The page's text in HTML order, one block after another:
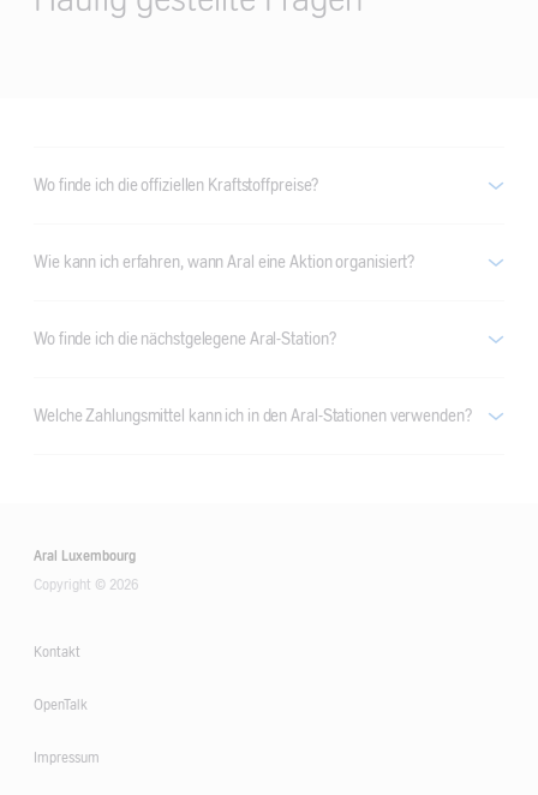
Wo finde ich die offiziellen Kraftstoffpreise?
Wie kann ich erfahren, wann Aral eine Aktion organisiert?
Wo finde ich die nächstgelegene Aral-Station?
Welche Zahlungsmittel kann ich in den Aral-Stationen verwenden?
Aral Luxembourg
Copyright © 2026
Kontakt
OpenTalk
Impressum